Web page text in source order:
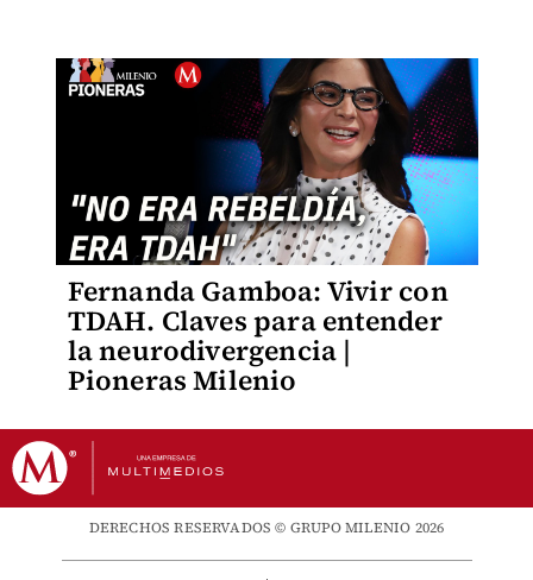
Fernanda Gamboa: Vivir con
TDAH. Claves para entender
la neurodivergencia |
Pioneras Milenio
DERECHOS RESERVADOS © GRUPO MILENIO 2026